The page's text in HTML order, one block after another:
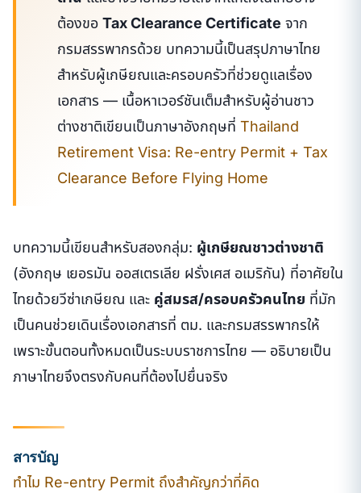
ต้องขอTax Clearance Certificate จาก
กรมสรรพากรด้วย บทความนี้เป็นสรุปภาษาไทย
สำหรับผู้เกษียณและครอบครัวที่ช่วยดูแลเรื่อง
เอกสาร — เนื้อหาเวอร์ชันเต็มสำหรับผู้อ่านชาว
ต่างชาติเขียนเป็นภาษาอังกฤษที่Thailand
Retirement Visa: Re-entry Permit + Tax
Clearance Before Flying Home
บทความนี้เขียนสำหรับสองกลุ่ม: ผู้เกษียณชาวต่างชาติ
(อังกฤษ เยอรมัน ออสเตรเลีย ฝรั่งเศส อเมริกัน) ที่อาศัยใน
ไทยด้วยวีซ่าเกษียณ และ คู่สมรส/ครอบครัวคนไทย ที่มัก
เป็นคนช่วยเดินเรื่องเอกสารที่ ตม. และกรมสรรพากรให้
เพราะขั้นตอนทั้งหมดเป็นระบบราชการไทย — อธิบายเป็น
ภาษาไทยจึงตรงกับคนที่ต้องไปยื่นจริง
สารบัญ
ทำไม Re-entry Permit ถึงสำคัญกว่าที่คิด